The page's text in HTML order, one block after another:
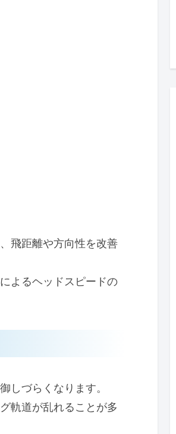
着の容易さ
飛距離や方向性を改善
よるヘッドスピードの
しづらくなります。
軌道が乱れることが多